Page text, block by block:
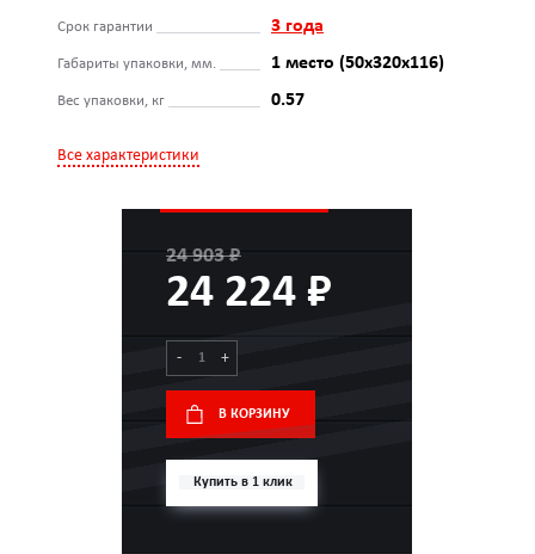
Срок гарантии 3 года
Габариты упаковки, мм. 1 место (50x320x116)
Вес упаковки, кг 0.57
Все характеристики
24 903 ₽
24 224 ₽
- +
В КОРЗИНУ
Купить в 1 клик